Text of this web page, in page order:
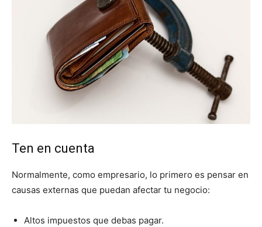
Ten en cuenta
Normalmente, como empresario, lo primero es pensar en
causas externas que puedan afectar tu negocio:
Altos impuestos que debas pagar.